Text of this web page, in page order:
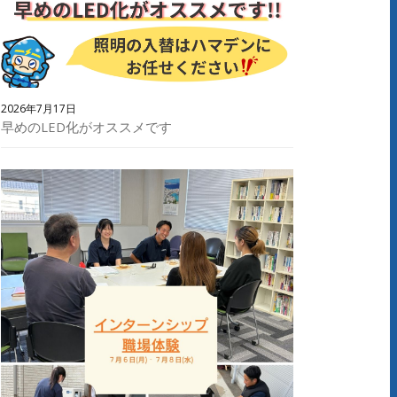
2026年7月17日
早めのLED化がオススメです